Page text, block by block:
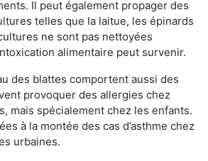
Il peut également propager des
telles que la laitue, les épinards
ne sont pas nettoyées
alimentaire peut survenir.
des blattes comportent aussi des
provoquer des allergies chez
mais spécialement chez les enfants.
à la montée des cas d’asthme chez
urbaines.